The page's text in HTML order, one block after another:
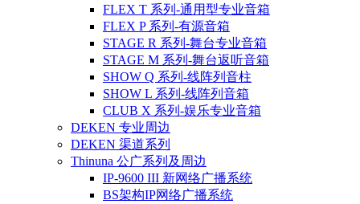
FLEX T 系列-通用型专业音箱
FLEX P 系列-有源音箱
STAGE R 系列-舞台专业音箱
STAGE M 系列-舞台返听音箱
SHOW Q 系列-线阵列音柱
SHOW L 系列-线阵列音箱
CLUB X 系列-娱乐专业音箱
DEKEN 专业周边
DEKEN 渠道系列
Thinuna 公广系列及周边
IP-9600 III 新网络广播系统
BS架构IP网络广播系统